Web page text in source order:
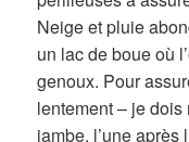
Neige et pluie
un lac de boue où
genoux. Pour
lentement – je
jambe, l’une après